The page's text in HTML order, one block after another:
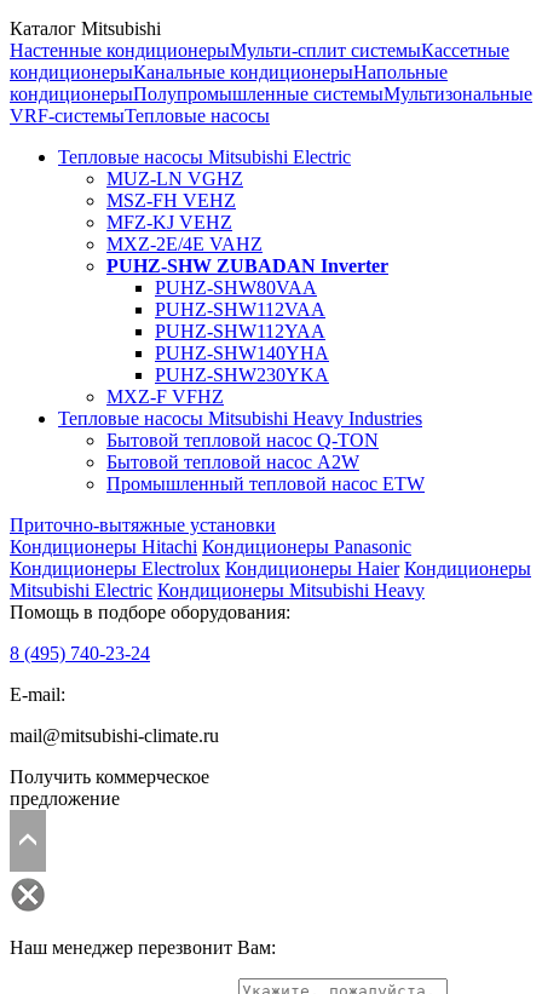
Каталог Mitsubishi
Настенные кондиционерыМульти-сплит системыКассетные
кондиционерыКанальные кондиционерыНапольные
кондиционерыПолупромышленные системыМультизональные
VRF-системыТепловые насосы
Тепловые насосы Mitsubishi Electric
MUZ-LN VGHZ
MSZ-FH VEHZ
MFZ-KJ VEHZ
MXZ-2E/4E VAHZ
PUHZ-SHW ZUBADAN Inverter
PUHZ-SHW80VAA
PUHZ-SHW112VAA
PUHZ-SHW112YAA
PUHZ-SHW140YHA
PUHZ-SHW230YKA
MXZ-F VFHZ
Тепловые насосы Mitsubishi Heavy Industries
Бытовой тепловой насос Q-TON
Бытовой тепловой насос A2W
Промышленный тепловой насос ETW
Приточно-вытяжные установки
Кондиционеры Hitachi Кондиционеры Panasonic
Кондиционеры Electrolux Кондиционеры Haier Кондиционеры
Mitsubishi Electric Кондиционеры Mitsubishi Heavy
Помощь в подборе оборудования:
8 (495) 740-23-24
E-mail:
mail@mitsubishi-climate.ru
Получить коммерческое
предложение
Наш менеджер перезвонит Вам: